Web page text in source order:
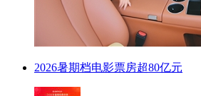
2026暑期档电影票房超80亿元